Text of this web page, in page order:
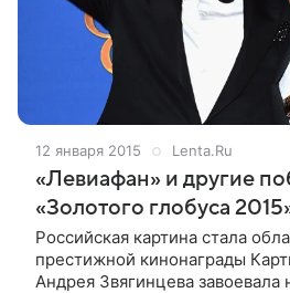
12 января 2015 Lenta.Ru
«Левиафан» и другие
«Золотого глобуса
Российская картина стала
престижной кинонаграды
Андрея Звягинцева завоевала